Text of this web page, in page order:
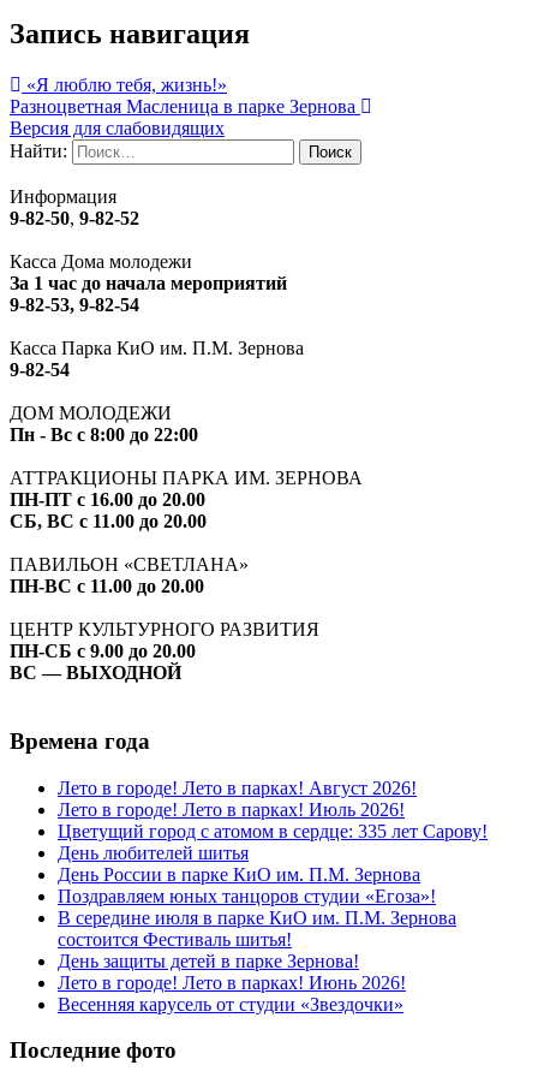
Запись навигация
«Я люблю тебя, жизнь!»
Разноцветная Масленица в парке Зернова
Версия для слабовидящих
Найти:
Информация
9-82-50, 9-82-52
Касса Дома молодежи
За 1 час до начала мероприятий
9-82-53, 9-82-54
Касса Парка КиО им. П.М. Зернова
9-82-54
ДОМ МОЛОДЕЖИ
Пн - Вс с 8:00 до 22:00
АТТРАКЦИОНЫ ПАРКА ИМ. ЗЕРНОВА
ПН-ПТ с 16.00 до 20.00
СБ, ВС с 11.00 до 20.00
ПАВИЛЬОН «СВЕТЛАНА»
ПН-ВС с 11.00 до 20.00
ЦЕНТР КУЛЬТУРНОГО РАЗВИТИЯ
ПН-СБ с 9.00 до 20.00
ВС — ВЫХОДНОЙ
Времена года
Лето в городе! Лето в парках! Август 2026!
Лето в городе! Лето в парках! Июль 2026!
Цветущий город с атомом в сердце: 335 лет Сарову!
День любителей шитья
День России в парке КиО им. П.М. Зернова
Поздравляем юных танцоров студии «Егоза»!
В середине июля в парке КиО им. П.М. Зернова
состоится Фестиваль шитья!
День защиты детей в парке Зернова!
Лето в городе! Лето в парках! Июнь 2026!
Весенняя карусель от студии «Звездочки»
Последние фото